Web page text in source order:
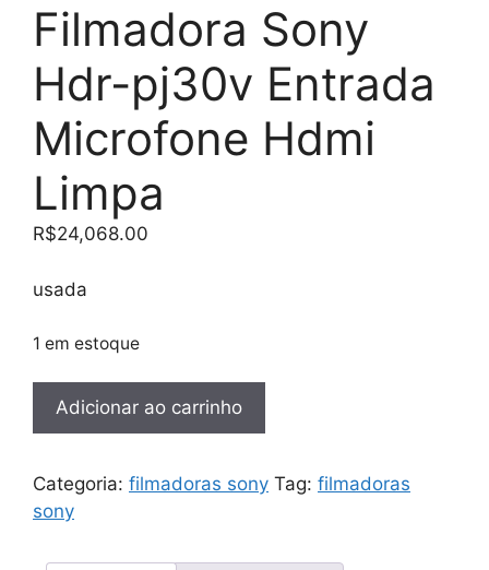
Filmadora Sony
Hdr-pj30v Entrada
Microfone Hdmi
Limpa
R$24,068.00
usada
1 em estoque
Sony
pj30v
Entrada
Hdmi
Adicionar ao carrinho
Categoria: filmadoras sony Tag: filmadoras
sony